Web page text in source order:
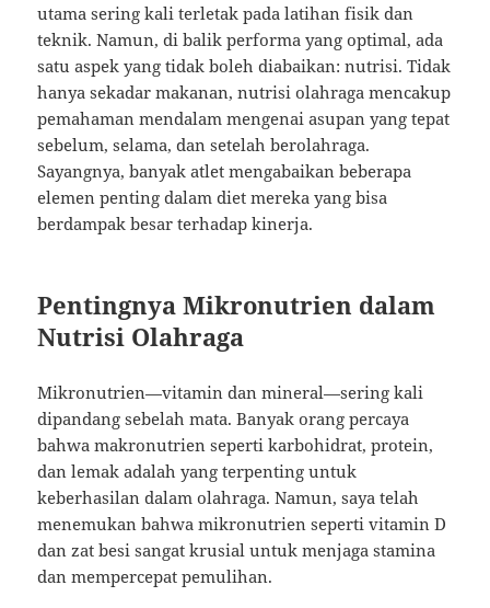
utama sering kali terletak pada latihan fisik dan
teknik. Namun, di balik performa yang optimal, ada
satu aspek yang tidak boleh diabaikan: nutrisi. Tidak
hanya sekadar makanan, nutrisi olahraga mencakup
pemahaman mendalam mengenai asupan yang tepat
sebelum, selama, dan setelah berolahraga.
Sayangnya, banyak atlet mengabaikan beberapa
elemen penting dalam diet mereka yang bisa
berdampak besar terhadap kinerja.
Pentingnya Mikronutrien dalam
Nutrisi Olahraga
Mikronutrien—vitamin dan mineral—sering kali
dipandang sebelah mata. Banyak orang percaya
bahwa makronutrien seperti karbohidrat, protein,
dan lemak adalah yang terpenting untuk
keberhasilan dalam olahraga. Namun, saya telah
menemukan bahwa mikronutrien seperti vitamin D
dan zat besi sangat krusial untuk menjaga stamina
dan mempercepat pemulihan.